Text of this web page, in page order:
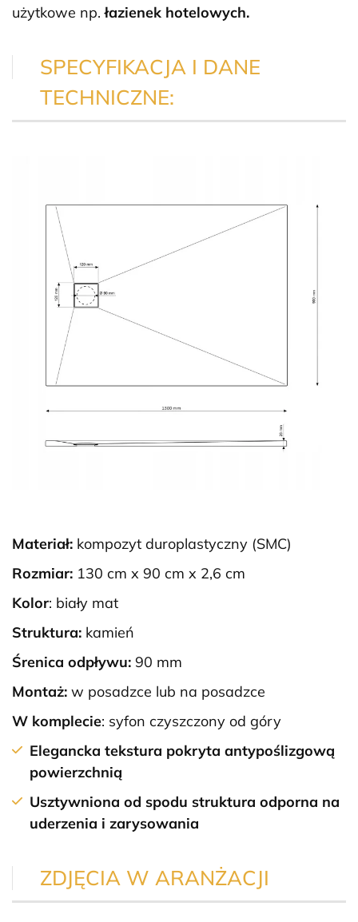
użytkowe np.łazienek hotelowych.
SPECYFIKACJA I DANE
TECHNICZNE:
Materiał: kompozyt duroplastyczny (SMC)
Rozmiar: 130 cm x 90 cm x 2,6 cm
Kolor: biały mat
Struktura: kamień
Śrenica odpływu: 90 mm
Montaż: w posadzce lub na posadzce
W komplecie: syfon czyszczony od góry
Elegancka tekstura pokryta antypoślizgową
powierzchnią
Usztywniona od spodu struktura odporna na
uderzenia i zarysowania
ZDJĘCIA W ARANŻACJI